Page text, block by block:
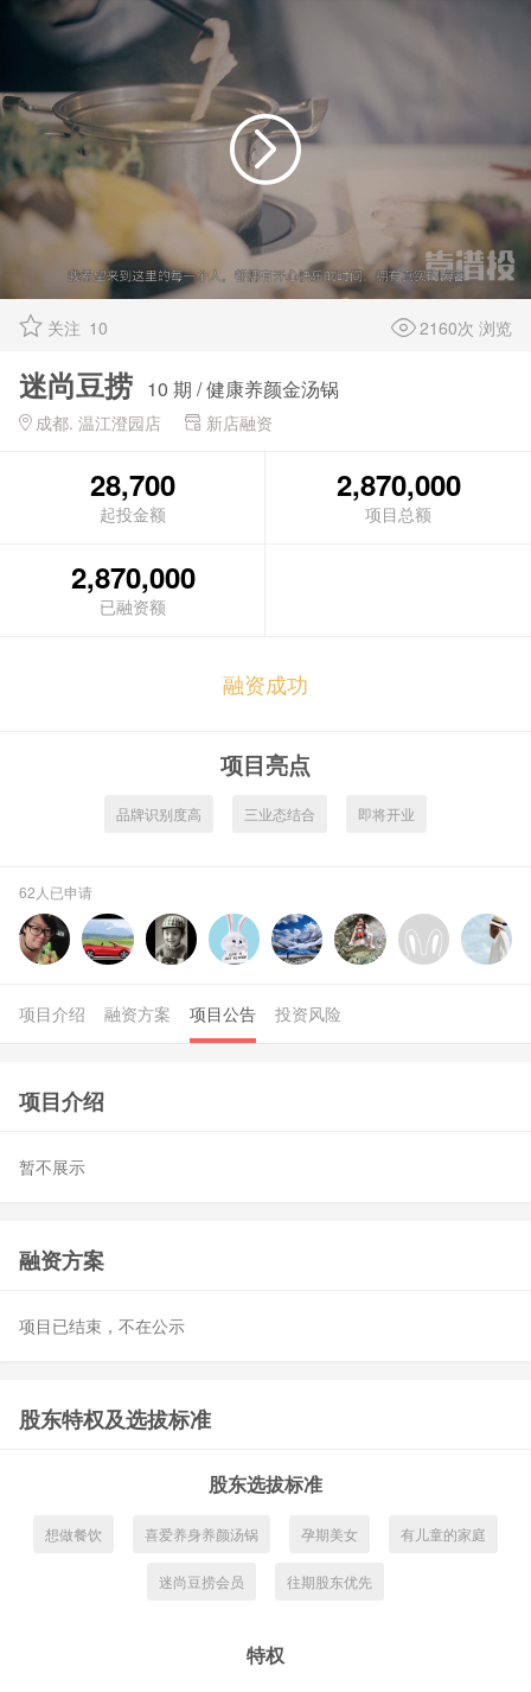
关注 10 2160次 浏览
迷尚豆捞 10 期 / 健康养颜金汤锅
成都. 温江澄园店 新店融资
28,700 2,870,000
2,870,000
融资成功
项目亮点
品牌识别度高 三业态结合 即将开业
62人已申请
项目介绍 融资方案 项目公告 投资风险
项目介绍
暂不展示
融资方案
项目已结束，不在公示
股东特权及选拔标准
股东选拔标准
想做餐饮 喜爱养身养颜汤锅 孕期美女 有儿童的家庭
迷尚豆捞会员 往期股东优先
特权